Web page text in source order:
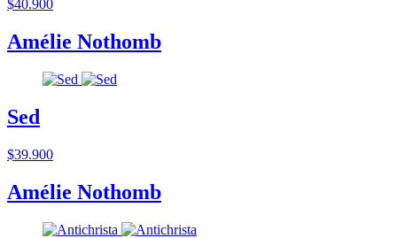
$40.900
Amélie Nothomb
Sed
$39.900
Amélie Nothomb